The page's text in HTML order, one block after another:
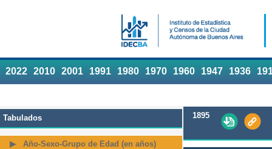
2022 2010 2001 1991 1980 1970 1960 1947 1936
Tabulados
Año-Sexo-Grupo de Edad (en años)
1895